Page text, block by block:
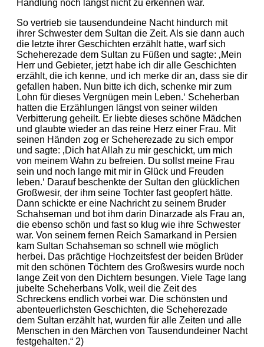
Handlung noch längst nicht zu erkennen war.
So vertrieb sie tausendundeine Nacht hindurch mit
ihrer Schwester dem Sultan die Zeit. Als sie dann auch
die letzte ihrer Geschichten erzählt hatte, warf sich
Scheherezade dem Sultan zu Füßen und sagte: ‚Mein
Herr und Gebieter, jetzt habe ich dir alle Geschichten
erzählt, die ich kenne, und ich merke dir an, dass sie dir
gefallen haben. Nun bitte ich dich, schenke mir zum
Lohn für dieses Vergnügen mein Leben.‘ Scheherban
hatten die Erzählungen längst von seiner wilden
Verbitterung geheilt. Er liebte dieses schöne Mädchen
und glaubte wieder an das reine Herz einer Frau. Mit
seinen Händen zog er Scheherezade zu sich empor
und sagte: ‚Dich hat Allah zu mir geschickt, um mich
von meinem Wahn zu befreien. Du sollst meine Frau
sein und noch lange mit mir in Glück und Freuden
leben.‘ Darauf beschenkte der Sultan den glücklichen
Großwesir, der ihm seine Tochter fast geopfert hätte.
Dann schickte er eine Nachricht zu seinem Bruder
Schahseman und bot ihm darin Dinarzade als Frau an,
die ebenso schön und fast so klug wie ihre Schwester
war. Von seinem fernen Reich Samarkand in Persien
kam Sultan Schahseman so schnell wie möglich
herbei. Das prächtige Hochzeitsfest der beiden Brüder
mit den schönen Töchtern des Großwesirs wurde noch
lange Zeit von den Dichtern besungen. Viele Tage lang
jubelte Scheherbans Volk, weil die Zeit des
Schreckens endlich vorbei war. Die schönsten und
abenteuerlichsten Geschichten, die Scheherezade
dem Sultan erzählt hat, wurden für alle Zeiten und alle
Menschen in den Märchen von Tausendundeiner Nacht
festgehalten.“ 2)